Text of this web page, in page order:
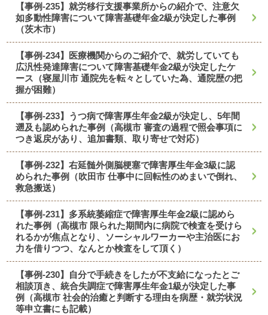
【事例-235】就労移行支援事業所からの紹介で、注意欠
如多動性障害について障害基礎年金2級が決定した事例
（茨木市）
【事例-234】医療機関からのご紹介で、就労していても
広汎性発達障害について障害基礎年金2級が決定したケ
ース（寝屋川市 通院先を転々としていた為、通院歴の把
握が困難）
【事例-233】うつ病で障害厚生年金2級が決定し、5年間
遡及も認められた事例（高槻市 審査の過程で照会事項に
つき返戻があり、追加書類、取り寄せで対応）
【事例-232】右延髄外側脳梗塞で障害厚生年金3級に認
められた事例（吹田市 仕事中に回転性のめまいで倒れ、
救急搬送）
【事例-231】多系統萎縮症で障害厚生年金2級に認めら
れた事例（高槻市 限られた期間内に病院で検査を受けら
れるかが焦点となり、ソーシャルワーカーや主治医にお
力を借りつつ、なんとか検査をして頂く）
【事例-230】自分で手続きをしたが不支給になったとご
相談頂き、統合失調症で障害厚生年金1級が決定した事
例（高槻市 社会的治癒と判断する理由を病歴・就労状況
等申立書にも記載）